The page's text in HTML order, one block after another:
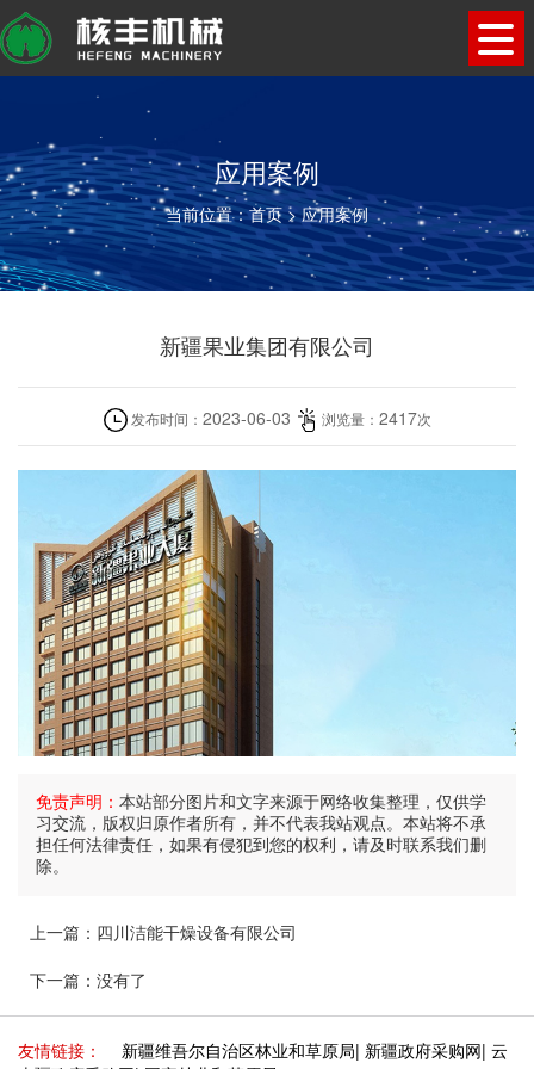
应用案例
当前位置：首页>应用案例
新疆果业集团有限公司
发布时间： 2023-06-03 浏览量： 2417次
免责声明： 本站部分图片和文字来源于网络收集整理，仅供学
习交流，版权归原作者所有，并不代表我站观点。本站将不承
担任何法律责任，如果有侵犯到您的权利，请及时联系我们删
除。
上一篇： 四川洁能干燥设备有限公司
下一篇： 没有了
友情链接： 新疆维吾尔自治区林业和草原局| 新疆政府采购网| 云